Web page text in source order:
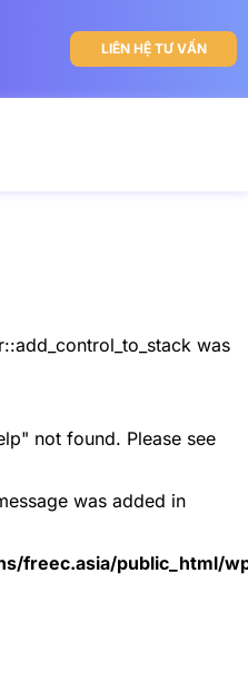
LIÊN HỆ TƯ VẤN
was
not found. Please see
was added in
freec.asia/public_html/